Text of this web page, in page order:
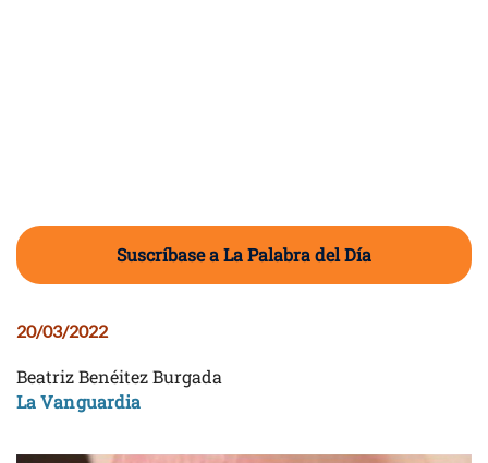
Suscríbase a La Palabra del Día
20/03/2022
Beatriz Benéitez Burgada
La Vanguardia